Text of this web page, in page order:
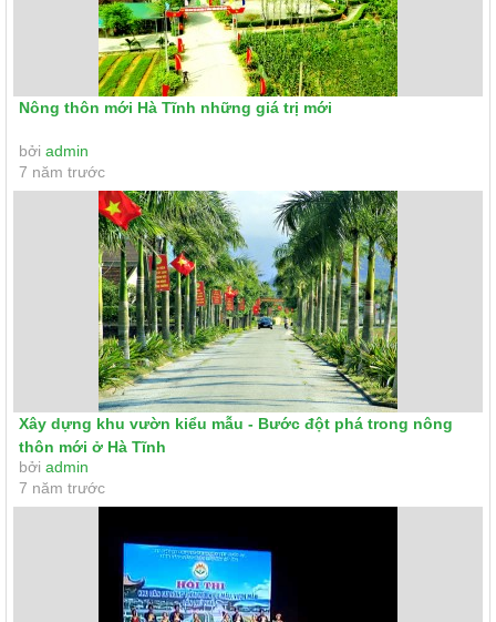
Nông thôn mới Hà Tĩnh những giá trị mới
bởi admin
7 năm trước
Xây dựng khu vườn kiểu mẫu - Bước đột phá trong nông
thôn mới ở Hà Tĩnh
bởi admin
7 năm trước